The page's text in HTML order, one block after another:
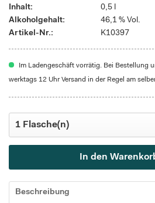
Inhalt:
0,5 l
Alkoholgehalt:
46,1 % Vol.
Artikel-Nr.:
K10397
Im Ladengeschäft vorrätig. Bei Bestellung
werktags 12 Uhr Versand in der Regel am
In den
Beschreibung